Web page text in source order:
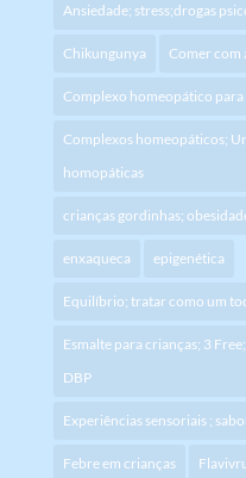
Ansiedade; stress;drogas
Chikungunya Comer com
Complexo homeopático para
Complexos homeopáticos;
homopáticas
crianças gordinhas;
enxaqueca epigenética
Equilíbrio; tratar como um
Esmalte para crianças; 3
DBP
Experiências sensoriais ;
Febre em crianças